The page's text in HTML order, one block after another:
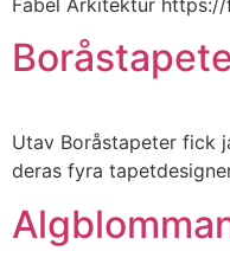
Fabel Arkitektur
Utav Boråstapeter fick
deras fyra